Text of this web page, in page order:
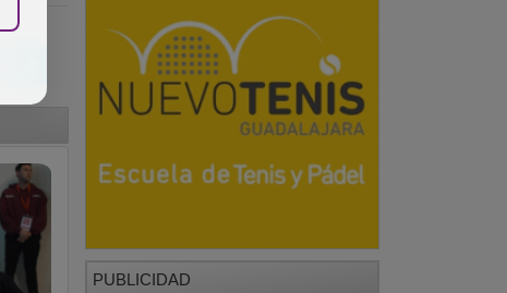
PUBLICIDAD